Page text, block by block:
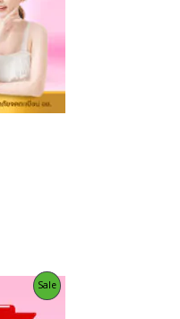
SaleProduct